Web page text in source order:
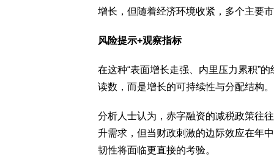
增长，但随着经济环境收紧，多个主要
风险提示+观察指标
在这种“表面增长走强、内里压力累积”
读数，而是增长的可持续性与分配结构。
分析人士认为，赤字融资的减税政策往
升需求，但当财政刺激的边际效应在年
韧性将面临更直接的考验。